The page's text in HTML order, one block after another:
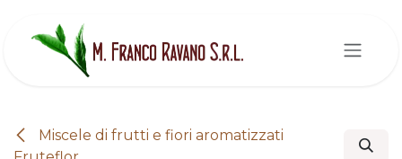
Miscele di frutti e fiori aromatizzati